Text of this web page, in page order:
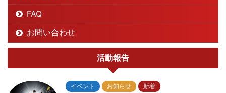
FAQ
お問い合わせ
活動報告
イベント お知らせ 新着